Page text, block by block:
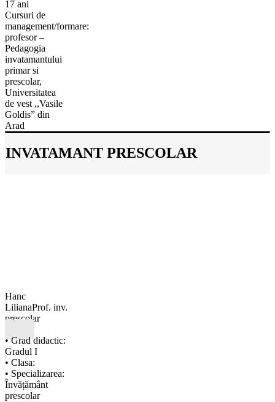
17 ani
Cursuri de
management/formare:
profesor –
Pedagogia
invatamantului
primar si
prescolar,
Universitatea
de vest ,,Vasile
Goldis” din
Arad
INVATAMANT PRESCOLAR
Hanc
LilianaProf. inv.
prescolar
• Grad didactic:
Gradul I
• Clasa:
• Specializarea:
Învățământ
prescolar